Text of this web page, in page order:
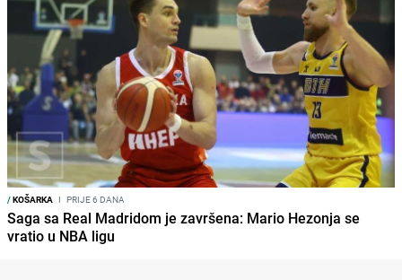
/KOŠARKA I PRIJE 6 DANA
Saga sa Real Madridom je završena: Mario Hezonja se
vratio u NBA ligu